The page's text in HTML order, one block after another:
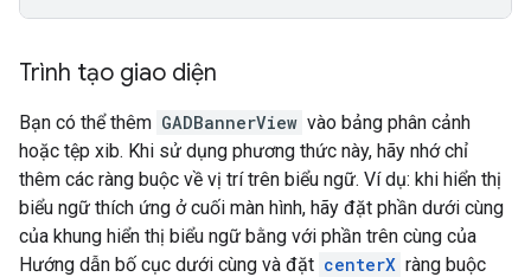
Trình tạo giao diện
Bạn có thể thêm GADBannerView vào bảng phân cảnh
hoặc tệp xib. Khi sử dụng phương thức này, hãy nhớ chỉ
thêm các ràng buộc về vị trí trên biểu ngữ. Ví dụ: khi hiển thị
biểu ngữ thích ứng ở cuối màn hình, hãy đặt phần dưới cùng
của khung hiển thị biểu ngữ bằng với phần trên cùng của
Hướng dẫn bố cục dưới cùng và đặt centerX ràng buộc